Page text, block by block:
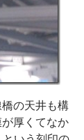
の天井も構
厚くてなか